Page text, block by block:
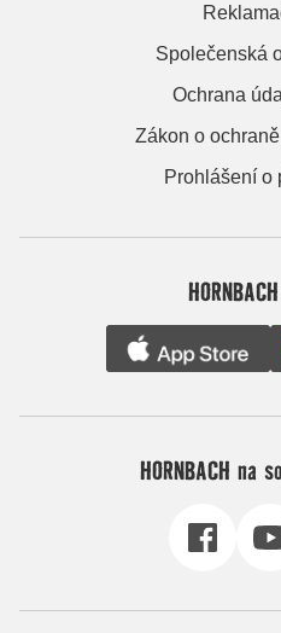
Společenská
Ochrana
Zákon o
Prohlášení o
HORNBACH na